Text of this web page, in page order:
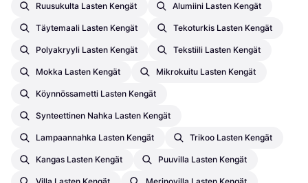
Ruusukulta Lasten Kengät Alumiini Lasten Kengät
Täytemaali Lasten Kengät Tekoturkis Lasten Kengät
Polyakryyli Lasten Kengät Tekstiili Lasten Kengät
Mokka Lasten Kengät Mikrokuitu Lasten Kengät
Köynnössametti Lasten Kengät
Synteettinen Nahka Lasten Kengät
Lampaannahka Lasten Kengät Trikoo Lasten Kengät
Kangas Lasten Kengät Puuvilla Lasten Kengät